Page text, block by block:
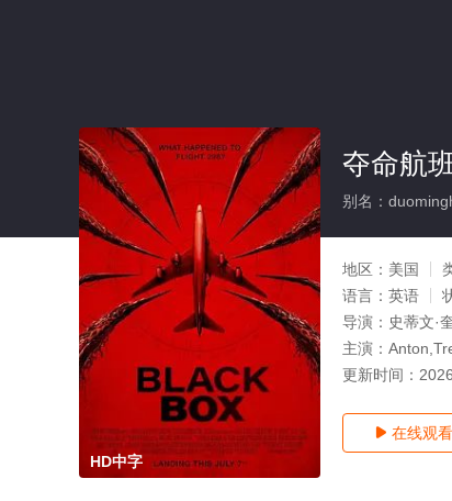
HD中字
夺命航
别名：
地区： 美国
语言： 英语
导演： 史蒂文·
主演：
更新时间：
 在线观看